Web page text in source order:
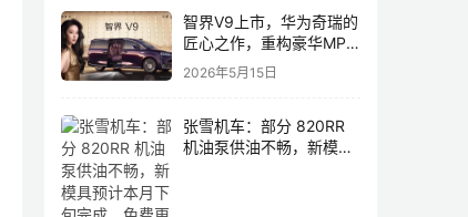
智界V9上市，华为奇瑞的
匠心之作，重构豪华MPV
市场格局
2026年5月15日
张雪机车：部分 820RR
机油泵供油不畅，新模具